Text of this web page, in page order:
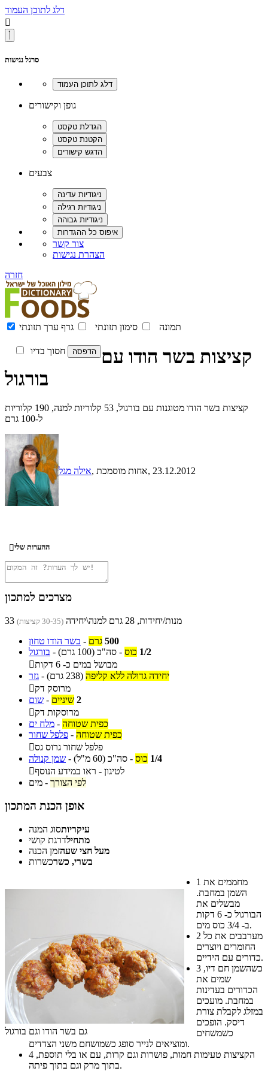
דלג לתוכן העמוד

סרגל נגישות
גופן וקישורים
צבעים
צור קשר
הצהרת נגישות
חזרה
תמונה סימון תזונתי גרף ערך תזונתי
חסוך בדיו
קציצות בשר הודו עם
בורגול
קציצות בשר הודו מטוגנות עם בורגול, 53 קלוריות למנה, 190 קלוריות
ל-100 גרם
אילה מגל , אחות מוסמכת, 23.12.2012
ההערות שלי
מצרכים למתכון
33 מנות/יחידות, 28 גרם למנה\יחידה (30-35 קציצות)
בשר הודו טחון - 500 גרם
בורגול - 1/2 כוס - סה"כ (100 גרם)

מבושל במים כ- 6 דקות
גזר - יחידה גדולה ללא קליפה (238 גרם)
מרוסק דק
שום - 2 שיניים
מרוסקות דק
מלח ים - כפית שטוחה
פלפל שחור - כפית שטוחה
פלפל שחור גרוס גס
שמן קנולה - 1/4 כוס - סה"כ (60 מ"ל)
לטיגון - ראו במידע הנוסף
מים - לפי הצורך
אופן הכנת המתכון
עיקריותסוג המנה
מתחילדרגת קושי
מעל חצי שעהזמן הכנה
בשרי, כשרכשרות
גם בשר הודו וגם בורגול
1
השמן במחבת.
מבשלים את
הבורגול כ- 6 דקות
ב- 3/4 כוס מים.
2
החומרים ויוצרים
כדורים עם הידיים.
3
שמים את
הכדורים בעדינות
במחבת. מועכים
במזלג לקבלת צורת
דיסק. הופכים
כשמשחים
ומוציאים לנייר סופג כשמושחם משני הצדדים.
4
בתוך מרק וגם בתוך פיתה.